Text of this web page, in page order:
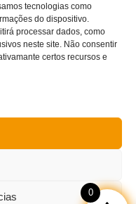
tecnologias como
do dispositivo.
processar dados, como
neste site. Não consentir
certos recursos e
0